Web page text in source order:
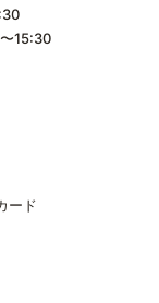
15:30
ード